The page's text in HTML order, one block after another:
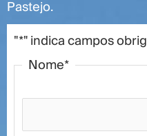
Pastejo.
"*" indica campos
Nome*